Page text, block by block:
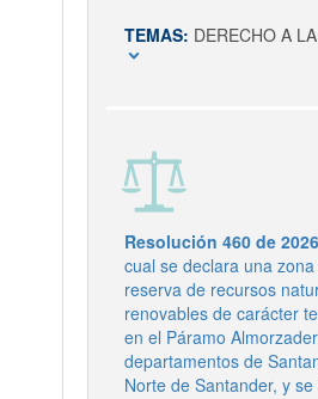
TEMAS: DERECHO A
expand_more
Resolución 460 de
cual se declara una
reserva de recursos
renovables de carácter
en el Páramo
departamentos de
Norte de Santander, y se